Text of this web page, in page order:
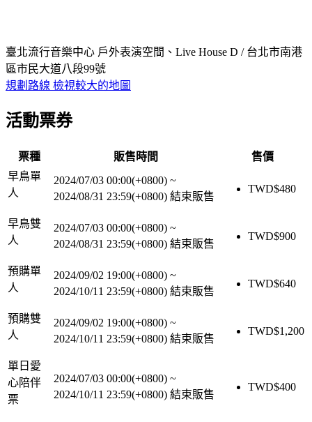
臺北流行音樂中心 戶外表演空間、Live House D / 台北市南港
區市民大道八段99號
規劃路線 檢視較大的地圖
活動票券
票種 販售時間
售價
早鳥單
人
2024/07/03 00:00(+0800) ~
2024/08/31 23:59(+0800) 結束販售
TWD$480
早鳥雙
人
2024/07/03 00:00(+0800) ~
2024/08/31 23:59(+0800) 結束販售
TWD$900
預購單
人
2024/09/02 19:00(+0800) ~
2024/10/11 23:59(+0800) 結束販售
TWD$640
預購雙
人
2024/09/02 19:00(+0800) ~
2024/10/11 23:59(+0800) 結束販售
TWD$1,200
單日愛
心陪伴
票
2024/07/03 00:00(+0800) ~
2024/10/11 23:59(+0800) 結束販售
TWD$400